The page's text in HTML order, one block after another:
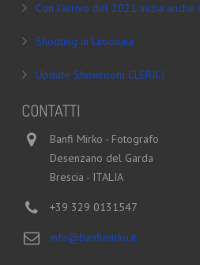
Con l’arrivo del 2021 inizia
Shooting in Limonaia
Update Showroom CLERICI
CONTATTI
Banfi Mirko - Fotografo
Desenzano del Garda
Brescia - ITALIA
+39 329 0131547
info@banfimirko.it